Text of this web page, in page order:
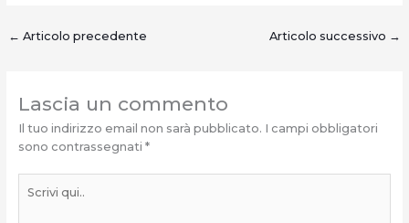
← Articolo precedente Articolo successivo →
Lascia un commento
Il tuo indirizzo email non sarà pubblicato. I campi obbligatori
sono contrassegnati *
qui..